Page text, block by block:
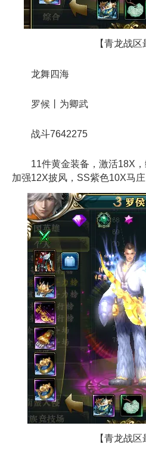
【青龙战区最
龙舞四海
罗候丨为卿武
战斗7642275
11件黄金装备，激活18X，
加强12X披风，SS紫色10X
【青龙战区最